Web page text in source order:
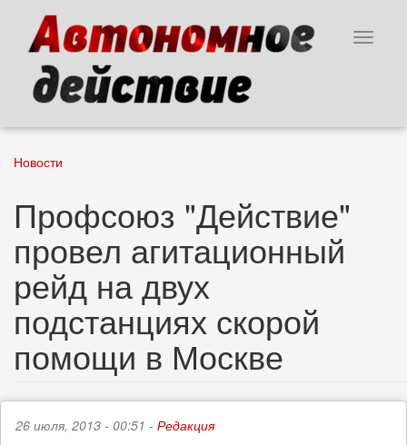
основному
содержанию
Toggle
Новости
Профсоюз "Действие"
провел агитационный
рейд на двух
подстанциях скорой
помощи в Москве
26 июля, 2013 - 00:51 - Редакция